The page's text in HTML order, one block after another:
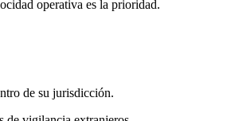
operativa es la prioridad.
de su jurisdicción.